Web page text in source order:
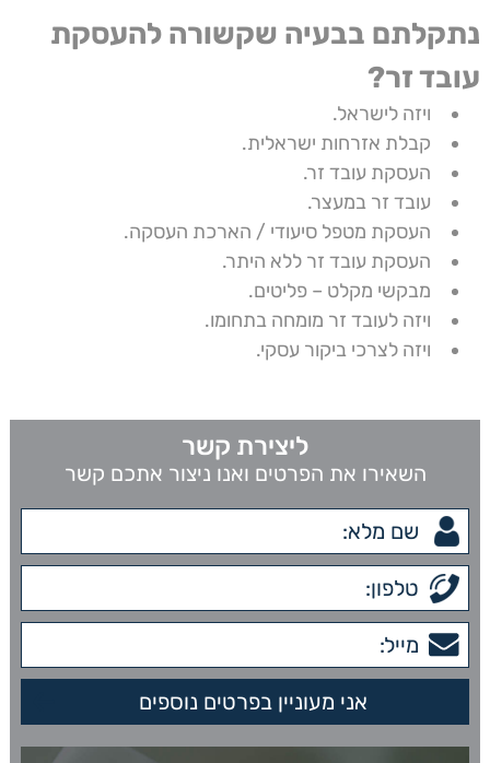
נתקלתם בבעיה שקשורה להעסקת
עובד זר?
ויזה לישראל.
קבלת אזרחות ישראלית.
העסקת עובד זר.
עובד זר במעצר.
העסקת מטפל סיעודי / הארכת העסקה.
העסקת עובד זר ללא היתר.
מבקשי מקלט – פליטים.
ויזה לעובד זר מומחה בתחומו.
ויזה לצרכי ביקור עסקי.
ליצירת קשר
השאירו את הפרטים ואנו ניצור אתכם קשר